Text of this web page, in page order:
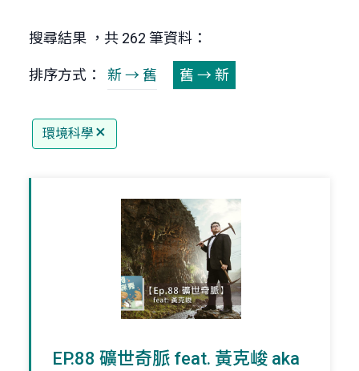
搜尋結果 ，共 262 筆資料：
排序方式： 新 → 舊 舊 → 新
環境科學
EP.88 礦世奇脈 feat. 黃克峻 aka